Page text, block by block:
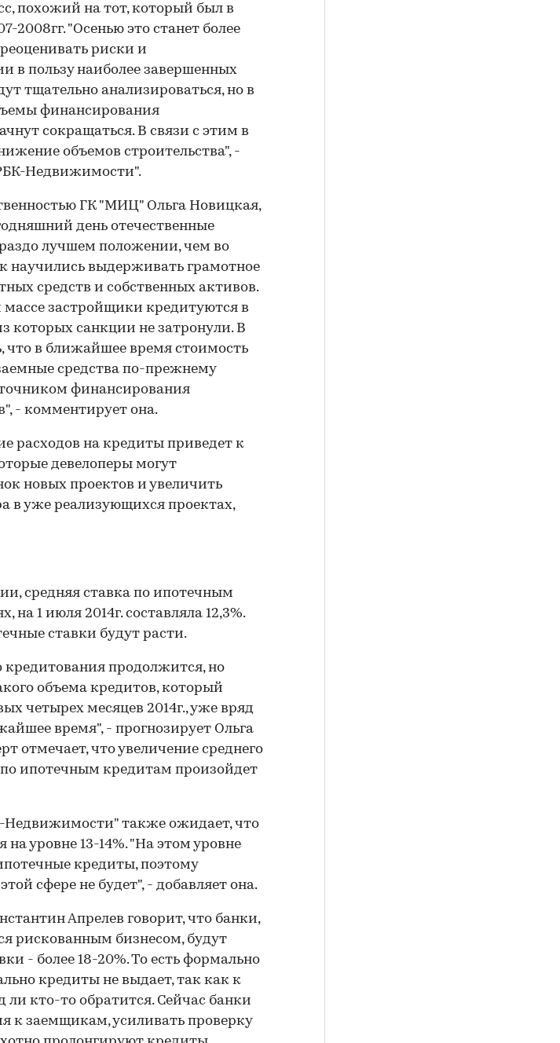
похожий на тот, который был в
2008гг. "Осенью это станет более
риски и
в пользу наиболее завершенных
тщательно анализироваться, но в
финансирования
сокращаться. В связи с этим в
объемов строительства", -
Недвижимости".
ГК "МИЦ" Ольга Новицкая,
день отечественные
лучшем положении, чем во
научились выдерживать грамотное
средств и собственных активов.
массе застройщики кредитуются в
которых санкции не затронули. В
что в ближайшее время стоимость
средства по-прежнему
финансирования
- комментирует она.
расходов на кредиты приведет к
девелоперы могут
новых проектов и увеличить
в уже реализующихся проектах,
средняя ставка по ипотечным
1 июля 2014г. составляла 12,3%.
ставки будут расти.
кредитования продолжится, но
объема кредитов, который
четырех месяцев 2014г., уже вряд
время", - прогнозирует Ольга
отмечает, что увеличение среднего
ипотечным кредитам произойдет
также ожидает, что
уровне 13-14%. "На этом уровне
кредиты, поэтому
сфере не будет", - добавляет она.
Апрелев говорит, что банки,
рискованным бизнесом, будут
- более 18-20%. То есть формально
кредиты не выдает, так как к
ли кто-то обратится. Сейчас банки
к заемщикам, усиливать проверку